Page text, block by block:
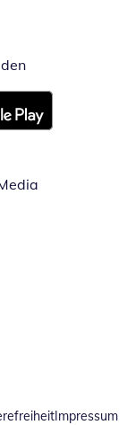
Öffnet in
Fenster
Fenster
neuem Fenster
neuem Fenster
Impressum